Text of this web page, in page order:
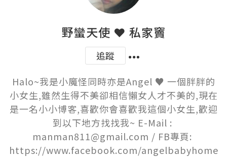
野蠻天使 ❤ 私家竇
追蹤
Halo~我是小魔怪同時亦是Angel ♥ 一個胖胖的
小女生,雖然生得不美卻相信懶女人才不美的,現在
是一名小小博客,喜歡你會喜歡我這個小女生,歡迎
到以下地方找找我~ E-Mail :
manman811@gmail.com / FB專頁:
https://www.facebook.com/angelbabyhome